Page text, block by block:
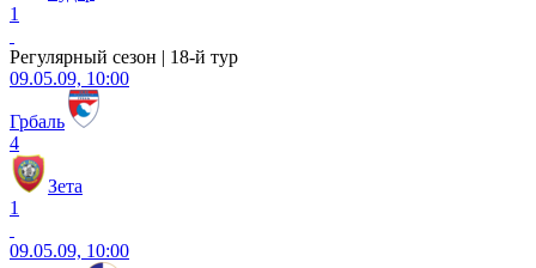
1
Регулярный сезон | 18-й тур
09.05.09, 10:00
Грбаль
4
Зета
1
09.05.09, 10:00